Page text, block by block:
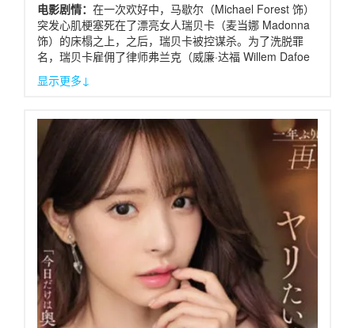
电影剧情： 在一次欢好中，马歇尔（Michael Forest 饰）
突发心肌梗塞死在了漂亮女人瑞贝卡（麦当娜 Madonna
饰）的床榻之上，之后，瑞贝卡被控谋杀。为了洗脱罪
名，瑞贝卡雇佣了律师弗兰克（威廉·达福 Willem Dafoe
饰），对于雇主的清白，起初弗兰克也曾心生疑虑，可是
瑞贝卡坚称自己无辜，她坚定的态度和甜美的肉体改变了
现让瑞贝卡陷入了不利的境地，好在弗兰克据理力争，瑞
贝卡终于获得了无罪判决。然而，故事并没有就此结束，
庭审结束后，弗兰克发现瑞贝卡和艾伦之间有着非同一般
的关系，而当艾伦得知弗兰克也曾获得过瑞贝卡的垂青之
后则更加的愤怒。
显示更多↓